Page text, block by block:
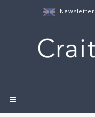
Newsletter